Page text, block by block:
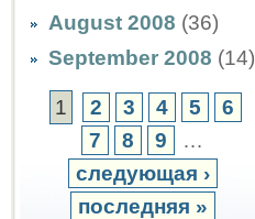
August 2008 (36)
September 2008 (14)
1 2 3 4 5
6
7
8 9
…
следующая ›
последняя »